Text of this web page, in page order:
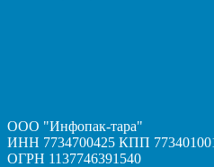
ООО "Инфопак-тара"
ИНН 7734700425 КПП
ОГРН 1137746391540